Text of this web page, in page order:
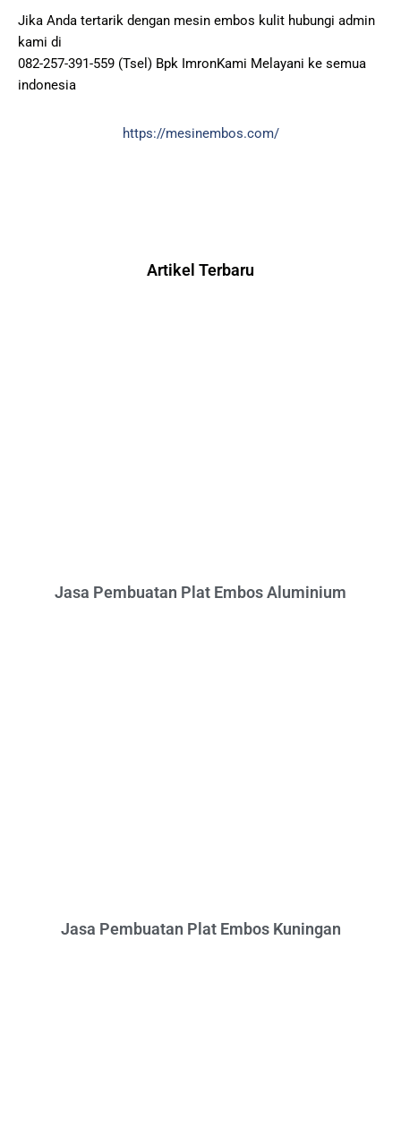
Jika Anda tertarik dengan mesin embos kulit hubungi admin
kami di
082-257-391-559 (Tsel) Bpk ImronKami Melayani ke semua
indonesia
https://mesinembos.com/
Artikel Terbaru
Jasa Pembuatan Plat Embos Aluminium
Jasa Pembuatan Plat Embos Kuningan